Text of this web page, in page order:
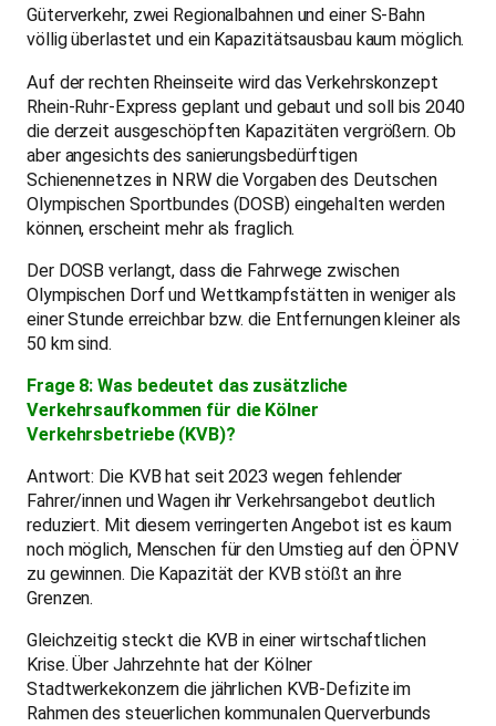
Güterverkehr, zwei Regionalbahnen und einer S-Bahn
völlig überlastet und ein Kapazitätsausbau kaum möglich.
Auf der rechten Rheinseite wird das Verkehrskonzept
Rhein-Ruhr-Express geplant und gebaut und soll bis 2040
die derzeit ausgeschöpften Kapazitäten vergrößern. Ob
aber angesichts des sanierungsbedürftigen
Schienennetzes in NRW die Vorgaben des Deutschen
Olympischen Sportbundes (DOSB) eingehalten werden
können, erscheint mehr als fraglich.
Der DOSB verlangt, dass die Fahrwege zwischen
Olympischen Dorf und Wettkampfstätten in weniger als
einer Stunde erreichbar bzw. die Entfernungen kleiner als
50 km sind.
Frage 8: Was bedeutet das zusätzliche
Verkehrsaufkommen für die Kölner
Verkehrsbetriebe (KVB)?
Antwort: Die KVB hat seit 2023 wegen fehlender
Fahrer/innen und Wagen ihr Verkehrsangebot deutlich
reduziert. Mit diesem verringerten Angebot ist es kaum
noch möglich, Menschen für den Umstieg auf den ÖPNV
zu gewinnen. Die Kapazität der KVB stößt an ihre
Grenzen.
Gleichzeitig steckt die KVB in einer wirtschaftlichen
Krise. Über Jahrzehnte hat der Kölner
Stadtwerkekonzern die jährlichen KVB-Defizite im
Rahmen des steuerlichen kommunalen Querverbunds